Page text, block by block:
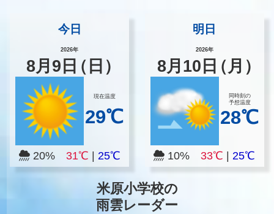
今日
2026年
8月 9 日（日）
現在温度
29℃
20% 31℃ 25℃
明日
2026年
8月 10 日（月）
同時刻の
予想温度
28℃
10%33℃ |25℃
米原小学校の
雨雲レーダー